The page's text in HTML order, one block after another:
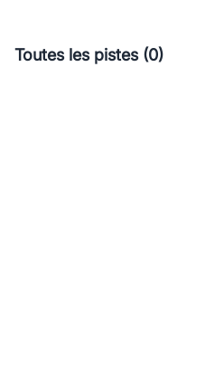
Toutes les pistes (0)